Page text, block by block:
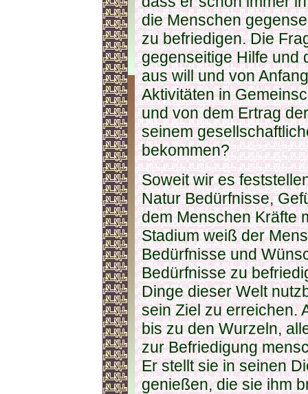
die Menschen
zu befriedigen. Die
gegenseitige Hilfe und
aus will und von
Aktivitäten in
und von dem Ertrag
seinem
bekommen?
Soweit wir es
Natur Bedürfnisse,
dem Menschen Kräfte
Stadium weiß der
Bedürfnisse und
Bedürfnisse zu
Dinge dieser Welt
sein Ziel zu erreichen.
bis zu den Wurzeln,
zur Befriedigung
Er stellt sie in seinen
genießen, die sie ihm